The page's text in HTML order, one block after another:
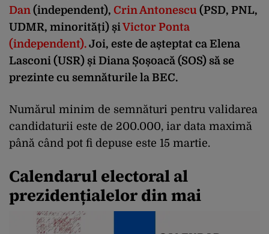
Dan (independent), Crin Antonescu (PSD, PNL,
UDMR, minorități) șiVictor Ponta
(independent). Joi, este de așteptat ca Elena
Lasconi (USR) și Diana Șoșoacă (SOS) să se
prezinte cu semnăturile la BEC.
Numărul minim de semnături pentru validarea
candidaturii este de 200.000, iar data maximă
până când pot fi depuse este 15 martie.
Calendarul electoral al
prezidențialelor din mai